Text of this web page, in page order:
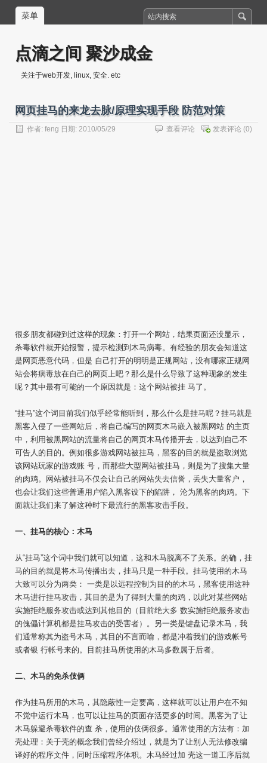
菜单
点滴之间 聚沙成金
关注于web开发, linux, 安全. etc
网页挂马的来龙去脉/原理实现手段 防范对策
作者: feng 日期: 2010/05/29 发表评论 (0)
查看评论
很多朋友都碰到过这样的现象：打开一个网站，结果页面还没显示，
杀毒软件就开始报警，提示检测到木马病毒。有经验的朋友会知道这
是网页恶意代码，但是 自己打开的明明是正规网站，没有哪家正规网
站会将病毒放在自己的网页上吧？那么是什么导致了这种现象的发生
呢？其中最有可能的一个原因就是：这个网站被挂 马了。
“挂马”这个词目前我们似乎经常能听到，那么什么是挂马呢？挂马就是
黑客入侵了一些网站后，将自己编写的网页木马嵌入被黑网站 的主页
中，利用被黑网站的流量将自己的网页木马传播开去，以达到自己不
可告人的目的。例如很多游戏网站被挂马，黑客的目的就是盗取浏览
该网站玩家的游戏账 号，而那些大型网站被挂马，则是为了搜集大量
的肉鸡。网站被挂马不仅会让自己的网站失去信誉，丢失大量客户，
也会让我们这些普通用户陷入黑客设下的陷阱， 沦为黑客的肉鸡。下
面就让我们来了解这种时下最流行的黑客攻击手段。
一、挂马的核心：木马
从“挂马”这个词中我们就可以知道，这和木马脱离不了关系。的确，挂
马的目的就是将木马传播出去，挂马只是一种手段。挂马使用的木马
大致可以分为两类： 一类是以远程控制为目的的木马，黑客使用这种
木马进行挂马攻击，其目的是为了得到大量的肉鸡，以此对某些网站
实施拒绝服务攻击或达到其他目的（目前绝大多 数实施拒绝服务攻击
的傀儡计算机都是挂马攻击的受害者）。另一类是键盘记录木马，我
们通常称其为盗号木马，其目的不言而喻，都是冲着我们的游戏帐号
或者银 行帐号来的。目前挂马所使用的木马多数属于后者。
二、木马的免杀伎俩
作为挂马所用的木马，其隐蔽性一定要高，这样就可以让用户在不知
不觉中运行木马，也可以让挂马的页面存活更多的时间。黑客为了让
木马躲避杀毒软件的查 杀，使用的伎俩很多。通常使用的方法有：加
壳处理：关于壳的概念我们曾经介绍过，就是为了让别人无法修改编
译好的程序文件，同时压缩程序体积。木马经过加 壳这一道工序后就